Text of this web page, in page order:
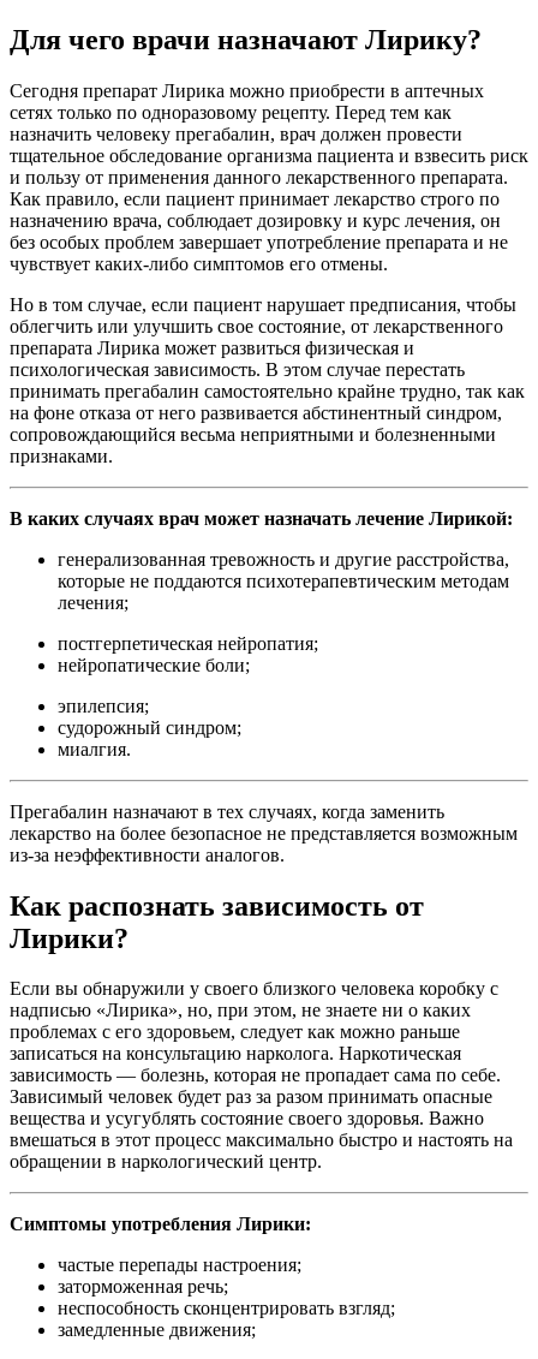
Для чего врачи назначают Лирику?
Сегодня препарат Лирика можно приобрести в аптечных
сетях только по одноразовому рецепту. Перед тем как
назначить человеку прегабалин, врач должен провести
тщательное обследование организма пациента и взвесить риск
и пользу от применения данного лекарственного препарата.
Как правило, если пациент принимает лекарство строго по
назначению врача, соблюдает дозировку и курс лечения, он
без особых проблем завершает употребление препарата и не
чувствует каких-либо симптомов его отмены.
Но в том случае, если пациент нарушает предписания, чтобы
облегчить или улучшить свое состояние, от лекарственного
препарата Лирика может развиться физическая и
психологическая зависимость. В этом случае перестать
принимать прегабалин самостоятельно крайне трудно, так как
на фоне отказа от него развивается абстинентный синдром,
сопровождающийся весьма неприятными и болезненными
признаками.
В каких случаях врач может назначать лечение Лирикой:
генерализованная тревожность и другие расстройства,
которые не поддаются психотерапевтическим методам
лечения;
постгерпетическая нейропатия;
нейропатические боли;
эпилепсия;
судорожный синдром;
миалгия.
Прегабалин назначают в тех случаях, когда заменить
лекарство на более безопасное не представляется возможным
из-за неэффективности аналогов.
Как распознать зависимость от
Лирики?
Если вы обнаружили у своего близкого человека коробку с
надписью «Лирика», но, при этом, не знаете ни о каких
проблемах с его здоровьем, следует как можно раньше
записаться на консультацию нарколога. Наркотическая
зависимость — болезнь, которая не пропадает сама по себе.
Зависимый человек будет раз за разом принимать опасные
вещества и усугублять состояние своего здоровья. Важно
вмешаться в этот процесс максимально быстро и настоять на
обращении в наркологический центр.
Симптомы употребления Лирики:
частые перепады настроения;
заторможенная речь;
неспособность сконцентрировать взгляд;
замедленные движения;